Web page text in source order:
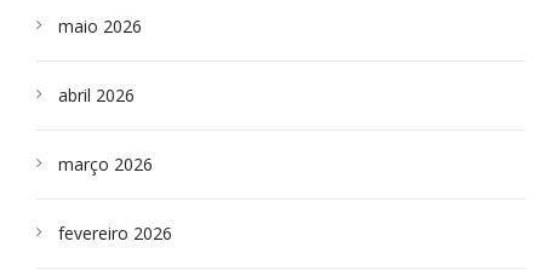
maio 2026
abril 2026
março 2026
fevereiro 2026